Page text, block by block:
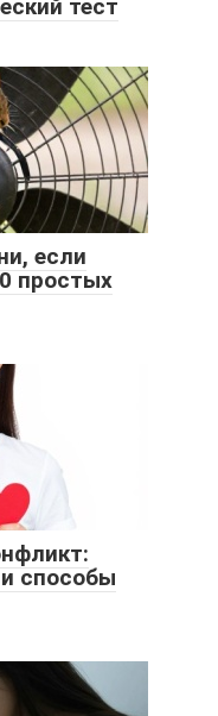
тест
если
простых
способы